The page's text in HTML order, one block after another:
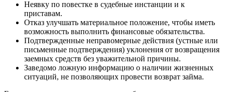
Неявку по повестке в судебные инстанции и к
приставам.
Отказ улучшать материальное положение, чтобы иметь
возможность выполнить финансовые обязательства.
Подтвержденные неправомерные действия (устные или
письменные подтверждения) уклонения от возвращения
заемных средств без уважительной причины.
Заведомо ложную информацию о наличии жизненных
ситуаций, не позволяющих провести возврат займа.